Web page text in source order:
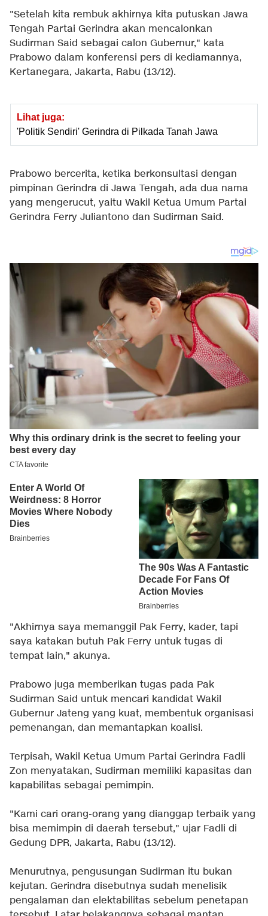
"Setelah kita rembuk akhirnya kita putuskan Jawa
Tengah Partai Gerindra akan mencalonkan
Sudirman Said sebagai calon Gubernur," kata
Prabowo dalam konferensi pers di kediamannya,
Kertanegara, Jakarta, Rabu (13/12).
Lihat juga:
'Politik Sendiri' Gerindra di Pilkada Tanah Jawa
Prabowo bercerita, ketika berkonsultasi dengan
pimpinan Gerindra di Jawa Tengah, ada dua nama
yang mengerucut, yaitu Wakil Ketua Umum Partai
Gerindra Ferry Juliantono dan Sudirman Said.
"Akhirnya saya memanggil Pak Ferry, kader, tapi
saya katakan butuh Pak Ferry untuk tugas di
tempat lain," akunya.
Prabowo juga memberikan tugas pada Pak
Sudirman Said untuk mencari kandidat Wakil
Gubernur Jateng yang kuat, membentuk organisasi
pemenangan, dan memantapkan koalisi.
Terpisah, Wakil Ketua Umum​ Partai Gerindra Fadli
Zon menyatakan, Sudirman memiliki kapasitas ​dan
kapabilitas ​sebagai pemimpin.
"Kami cari orang-orang yang dianggap terbaik yang
bisa memimpin di daerah tersebut," ujar Fadli di
Gedung DPR, Jakarta, Rabu (13/12).​​
Menurutnya, pengusungan Sudirman itu bukan
kejutan. Gerindra disebutnya sudah ​menelisik
pengalaman dan elektabilitas sebelum penetapan